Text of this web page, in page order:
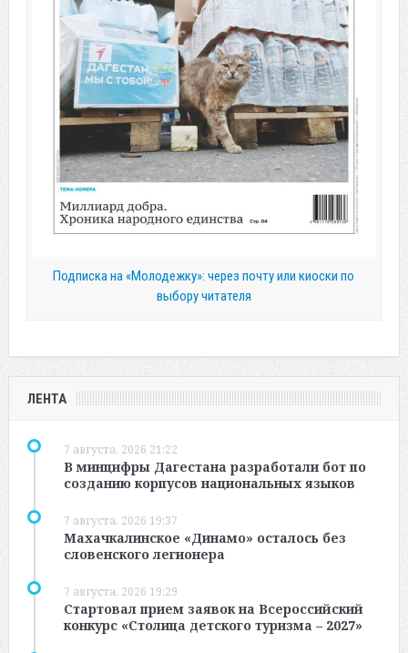
Подписка на «Молодежку»: через почту или киоски по
выбору читателя
ЛЕНТА
7 августа, 2026 21:22
В минцифры Дагестана разработали бот по
созданию корпусов национальных языков
7 августа, 2026 19:37
Махачкалинское «Динамо» осталось без
словенского легионера
7 августа, 2026 19:29
Стартовал прием заявок на Всероссийский
конкурс «Столица детского туризма – 2027»